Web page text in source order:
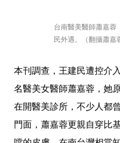
台南醫美醫師蕭嘉蓉
民外遇。（翻攝蕭嘉
本刊調查，王建民遭控介
名醫美女醫師蕭嘉蓉，她
在開醫美診所，不少人都
門面，蕭嘉蓉更親自穿比